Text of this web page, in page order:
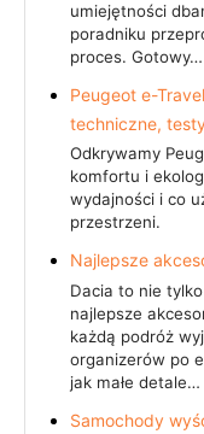
umiejętności
poradniku
proces. Gotowy…
Peugeot e-
techniczne,
Odkrywamy
komfortu i
wydajności i co
przestrzeni.
Najlepsze
Dacia to nie
najlepsze
każdą podróż
organizerów po
jak małe detale…
Samochody